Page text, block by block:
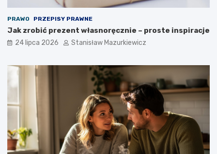
PRAWO PRZEPISY PRAWNE
Jak zrobić prezent własnoręcznie – proste inspiracje
24 lipca 2026 Stanisław Mazurkiewicz